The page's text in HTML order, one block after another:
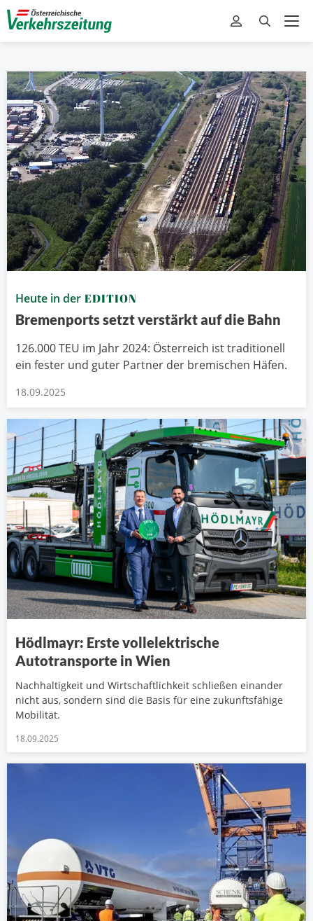
Heute in der EDITION
Bremenports setzt verstärkt auf die Bahn
126.000 TEU im Jahr 2024: Österreich ist traditionell
ein fester und guter Partner der bremischen Häfen.
18.09.2025
Hödlmayr: Erste vollelektrische
Autotransporte in Wien
Nachhaltigkeit und Wirtschaftlichkeit schließen einander
nicht aus, sondern sind die Basis für eine zukunftsfähige
Mobilität.
18.09.2025